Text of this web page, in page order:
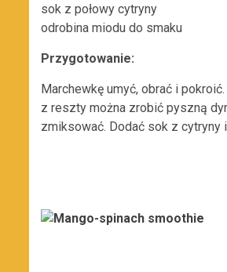
sok z połowy cytryny
odrobina miodu do smaku
Przygotowanie:
Marchewkę umyć, obrać i
z reszty można zrobić pyszną
zmiksować. Dodać sok z